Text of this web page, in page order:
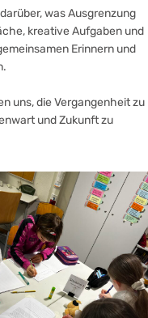
was Ausgrenzung
kreative Aufgaben und
Erinnern und
uns, die Vergangenheit zu
und Zukunft zu